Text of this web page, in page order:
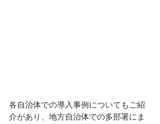
各自治体での導入事例についてもご紹
介があり、地方自治体での多部署にま